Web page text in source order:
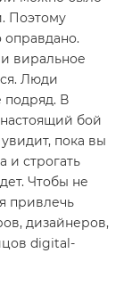
Поэтому
оправдано.
виральное
Люди
подряд. В
бой
пока вы
и строгать
Чтобы не
привлечь
дизайнеров,
digital-